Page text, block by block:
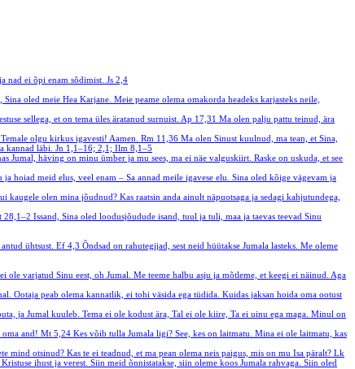
nad ei õpi enam sõdimist. Js 2,4
Sina oled meie Hea Karjane. Meie peame olema omakorda headeks karjasteks neile,
sellega, et on tema üles äratanud surnuist. Ap 17,31 Ma olen palju pattu teinud, ära
olgu kirkus igavesti! Aamen. Rm 11,36 Ma olen Sinust kuulnud, ma tean, et Sina,
kannad läbi. Jn 1,1–16; 2,1; Ilm 8,1–5
Jumal, häving on minu ümber ja mu sees, ma ei näe valguskiirt. Raske on uskuda, et see
ja hoiad meid elus, veel enam – Sa annad meile igavese elu. Sina oled kõige vägevam ja
kaugele olen mina jõudnud? Kas raatsin anda ainult näpuotsaga ja sedagi kahjutundega,
28,1–2 Issand, Sina oled loodusjõudude isand, tuul ja tuli, maa ja taevas teevad Sinu
ühtsust. Ef 4,3 Õndsad on rahutegijad, sest neid hüütakse Jumala lasteks. Me oleme
ole varjatud Sinu eest, oh Jumal. Me teeme halbu asju ja mõtleme, et keegi ei näinud. Aga
Ootaja peab olema kannatlik, ei tohi väsida ega tüdida. Kuidas jaksan hoida oma ootust
ja Jumal kuuleb. Tema ei ole kodust ära, Tal ei ole kiire, Ta ei uinu ega maga. Minul on
oma and! Mt 5,24 Kes võib tulla Jumala ligi? See, kes on laitmatu. Mina ei ole laitmatu, kas
mind otsinud? Kas te ei teadnud, et ma pean olema neis paigus, mis on mu Isa päralt? Lk
ihust ja verest. Siin meid õnnistatakse, siin oleme koos Jumala rahvaga. Siin oled